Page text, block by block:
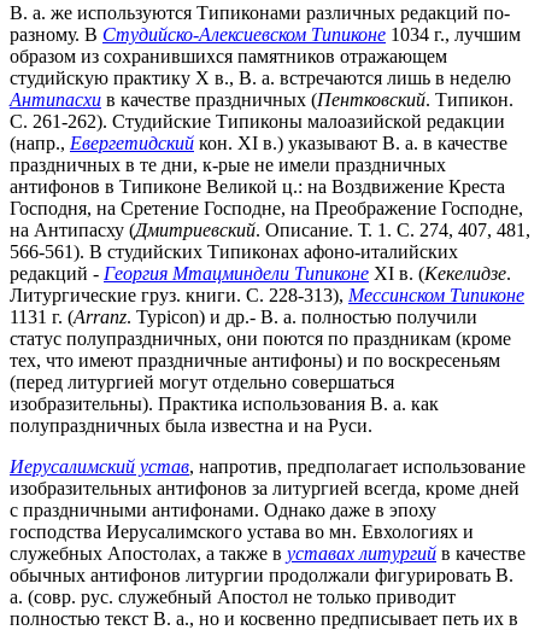
В. а. же используются Типиконами различных редакций по-
разному. В Студийско-Алексиевском Типиконе 1034 г., лучшим
образом из сохранившихся памятников отражающем
студийскую практику X в., В. а. встречаются лишь в неделю
Антипасхи в качестве праздничных (Пентковский. Типикон.
С. 261-262). Студийские Типиконы малоазийской редакции
(напр., Евергетидский кон. XI в.) указывают В. а. в качестве
праздничных в те дни, к-рые не имели праздничных
антифонов в Типиконе Великой ц.: на Воздвижение Креста
Господня, на Сретение Господне, на Преображение Господне,
на Антипасху (Дмитриевский. Описание. Т. 1. С. 274, 407, 481,
566-561). В студийских Типиконах афоно-италийских
редакций - Георгия Мтацминдели Типиконе XI в. (Кекелидзе.
Литургические груз. книги. С. 228-313), Мессинском Типиконе
1131 г. (Arranz. Typicon) и др.- В. а. полностью получили
статус полупраздничных, они поются по праздникам (кроме
тех, что имеют праздничные антифоны) и по воскресеньям
(перед литургией могут отдельно совершаться
изобразительны). Практика использования В. а. как
полупраздничных была известна и на Руси.
Иерусалимский устав, напротив, предполагает использование
изобразительных антифонов за литургией всегда, кроме дней
с праздничными антифонами. Однако даже в эпоху
господства Иерусалимского устава во мн. Евхологиях и
служебных Апостолах, а также в уставах литургий в качестве
обычных антифонов литургии продолжали фигурировать В.
а. (совр. рус. служебный Апостол не только приводит
полностью текст В. а., но и косвенно предписывает петь их в